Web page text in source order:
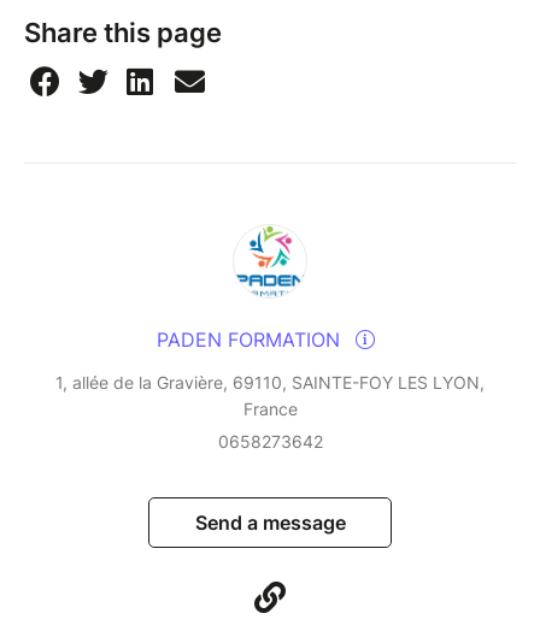
Share this page
PADEN FORMATION
1, allée de la Gravière, 69110, SAINTE-FOY LES LYON,
France
0658273642
Send a message